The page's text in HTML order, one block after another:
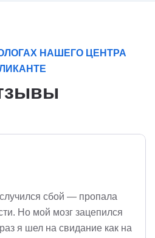
НАШЕГО ЦЕНТРА
сбой — пропала
Но мой мозг зацепился
я шел на свидание как на